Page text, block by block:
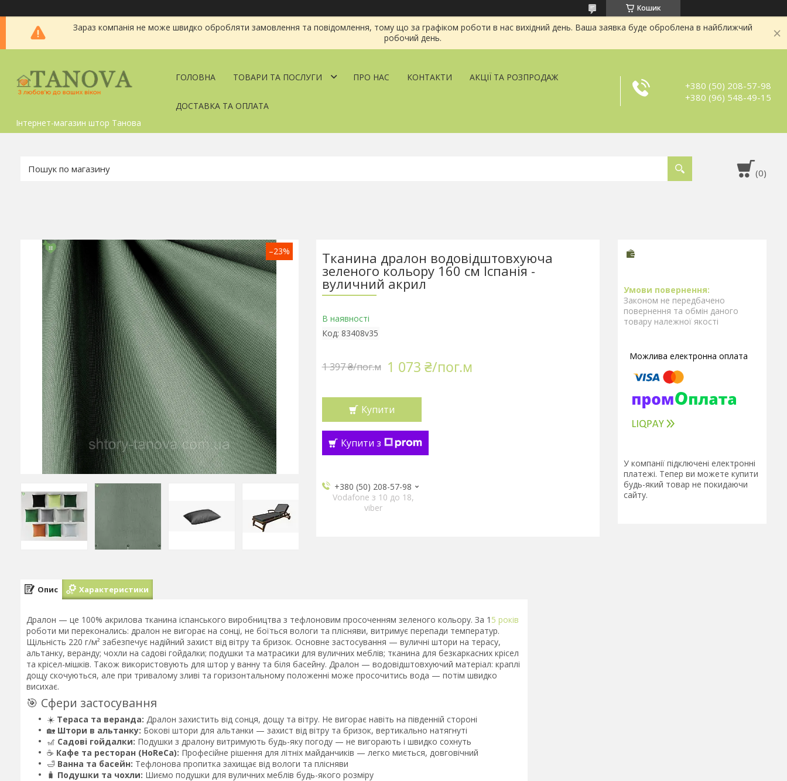
Кошик
Зараз компанія не може швидко обробляти замовлення та повідомлення, тому що за графіком роботи в нас вихідний день. Ваша заявка буде оброблена в найближчий
робочий день.
Інтернет-магазин штор Танова
ГОЛОВНА ТОВАРИ ТА ПОСЛУГИ ПРО НАС КОНТАКТИ АКЦІЇ ТА РОЗПРОДАЖ
ДОСТАВКА ТА ОПЛАТА
+380 (50) 208-57-98
+380 (96) 548-49-15
–23% Тканина дралон водовідштовхуюча
зеленого кольору 160 см Іспанія -
вуличний акрил
В наявності
Код: 83408v35
1 397 ₴/пог.м 1 073 ₴/пог.м
Купити
Купити з
+380 (50) 208-57-98
Vodafone з 10 до 18,
viber
Законом не передбачено
повернення та обмін даного
товару належної якості
У компанії підключені електронні
платежі. Тепер ви можете купити
будь-який товар не покидаючи
сайту.
Опис Характеристики
Дралон — це 100% акрилова тканина іспанського виробництва з тефлоновим просоченням зеленого кольору. За 1 5 років
роботи ми переконались: дралон не вигорає на сонці, не боїться вологи та плісняви, витримує перепади температур.
Щільність 220 г/м² забезпечує надійний захист від вітру та бризок. Основне застосування — вуличні штори на терасу,
альтанку, веранду; чохли на садові гойдалки; подушки та матрасики для вуличних меблів; тканина для безкаркасних крісел
та крісел-мішків. Також використовують для штор у ванну та біля басейну. Дралон — водовідштовхуючий матеріал: краплі
дощу скочуються, але при тривалому зливі та горизонтальному положенні може просочитись вода — потім швидко
висихає.
🎯 Сфери застосування
☀️ Тераса та веранда: Дралон захистить від сонця, дощу та вітру. Не вигорає навіть на південній стороні
🏡 Штори в альтанку: Бокові штори для альтанки — захист від вітру та бризок, вертикально натягнуті
🎢 Садові гойдалки: Подушки з дралону витримують будь-яку погоду — не вигорають і швидко сохнуть
☕ Кафе та ресторан (HoReCa): Професійне рішення для літніх майданчиків — легко миється, довговічний
🛁 Ванна та басейн: Тефлонова пропитка захищає від вологи та плісняви
🧳 Подушки та чохли: Шиємо подушки для вуличних меблів будь-якого розміру